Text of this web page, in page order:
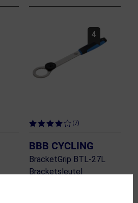
4
(7)
BBB CYCLING
BracketGrip BTL-27L
Bracketsleutel